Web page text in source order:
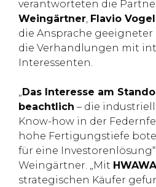
verantworteten die
Weingärtner, Flavio Vogel
die Ansprache geeigneter
die Verhandlungen mit
Interessenten.
„Das Interesse am
beachtlich – die
Know-how in der
hohe Fertigungstiefe
für eine
Weingärtner. „Mit
strategischen Käufer